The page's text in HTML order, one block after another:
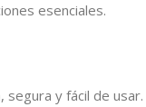
esenciales.
y fácil de